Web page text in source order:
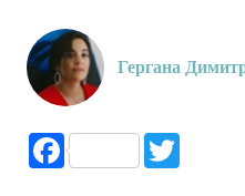
Гергана
Facebook